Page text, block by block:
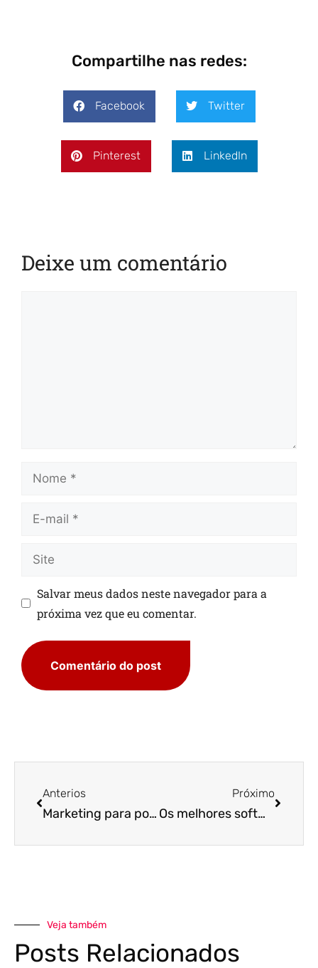
Compartilhe nas redes:
Facebook Twitter
Pinterest LinkedIn
Deixe um comentário
Salvar meus dados neste navegador para a
próxima vez que eu comentar.
Anterios
Marketing para postos de combustível – isso existe?
Próximo
Os melhores softwares de gestão para posto de combustível
Veja também
Posts Relacionados